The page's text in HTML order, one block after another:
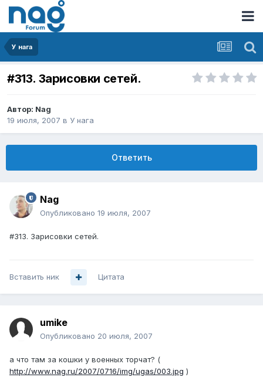
У нага
#313. Зарисовки сетей.
Автор: Nag
19 июля, 2007 в У нага
Ответить
Nag
Опубликовано 19 июля, 2007
#313. Зарисовки сетей.
Вставить ник Цитата
umike
Опубликовано 20 июля, 2007
а что там за кошки у военных торчат? (
http://www.nag.ru/2007/0716/img/ugas/003.jpg )